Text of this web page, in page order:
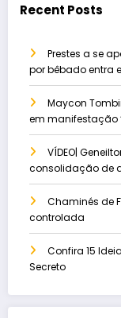
Recent Posts
Prestes a se
por bêbado entra
Maycon
em manifestação
VÍDEO|
consolidação de
Chaminés de
controlada
Confira 15
Secreto